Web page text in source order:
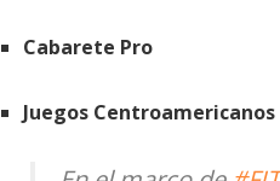
Cabarete Pro
Juegos Centroamericanos